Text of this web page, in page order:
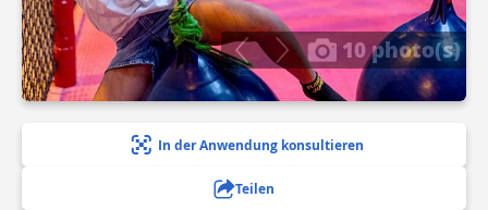
10 photo(s)
In der Anwendung konsultieren
Teilen